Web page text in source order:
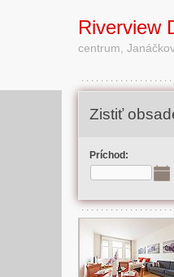
Riverview
centrum,
Zistiť
Príchod: